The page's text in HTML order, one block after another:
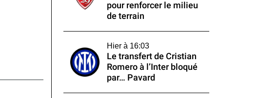
pour renforcer le milieu
de terrain
Hier à 16:03
Le transfert de Cristian
Romero à l’Inter bloqué
par… Pavard